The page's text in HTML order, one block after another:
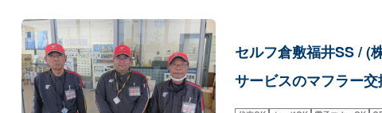
セルフ倉敷福井SS / (
サービスのマフラー